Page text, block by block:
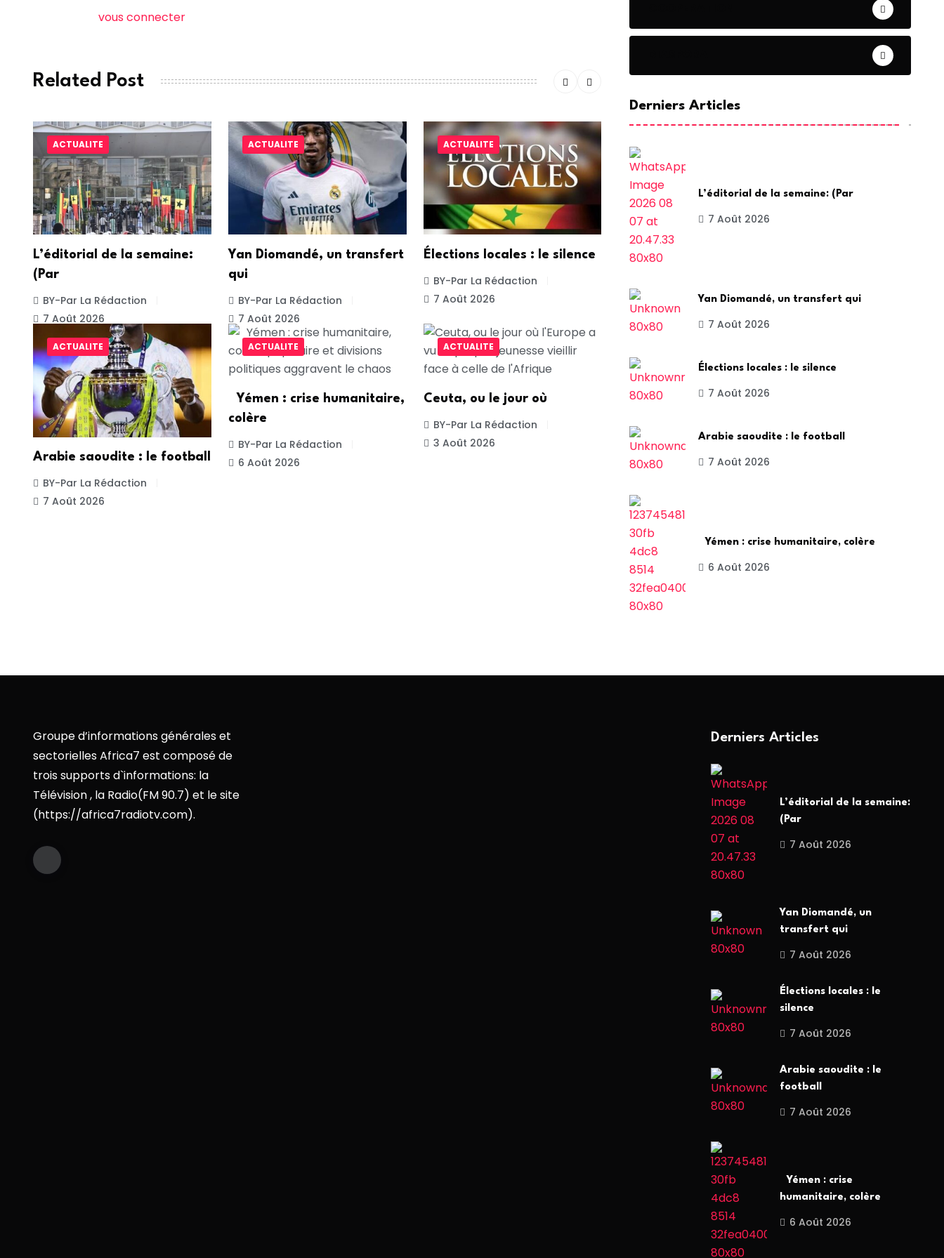
vous connecter
Related Post
ACTUALITE
L’éditorial de la semaine:
(Par
BY-Par La Rédaction
7 Août 2026
ACTUALITE
Yan Diomandé, un transfert
qui
BY-Par La Rédaction
7 Août 2026
ACTUALITE
Élections locales : le silence
BY-Par La Rédaction
7 Août 2026
ACTUALITE
Arabie saoudite : le football
BY-Par La Rédaction
7 Août 2026
ACTUALITE
Yémen : crise humanitaire,
colère
BY-Par La Rédaction
6 Août 2026
ACTUALITE
Ceuta, ou le jour où
BY-Par La Rédaction
3 Août 2026
Derniers Articles
L’éditorial de la semaine: (Par
7 Août 2026
Yan Diomandé, un transfert qui
7 Août 2026
Élections locales : le silence
7 Août 2026
Arabie saoudite : le football
7 Août 2026
Yémen : crise humanitaire, colère
6 Août 2026
Groupe d’informations générales et
sectorielles Africa7 est composé de
trois supports d`informations: la
Télévision , la Radio(FM 90.7) et le site
(https://africa7radiotv.com).
Derniers Articles
L’éditorial de la semaine:
(Par
7 Août 2026
Yan Diomandé, un
transfert qui
7 Août 2026
Élections locales : le
silence
7 Août 2026
Arabie saoudite : le
football
7 Août 2026
Yémen : crise
humanitaire, colère
6 Août 2026